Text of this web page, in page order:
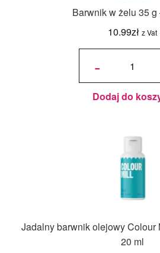
Barwnik w żelu 35 g
10.99zł z Vat
-
ilość
35 g -
turkus
Dodaj do
Jadalny barwnik olejowy Colour
20 ml